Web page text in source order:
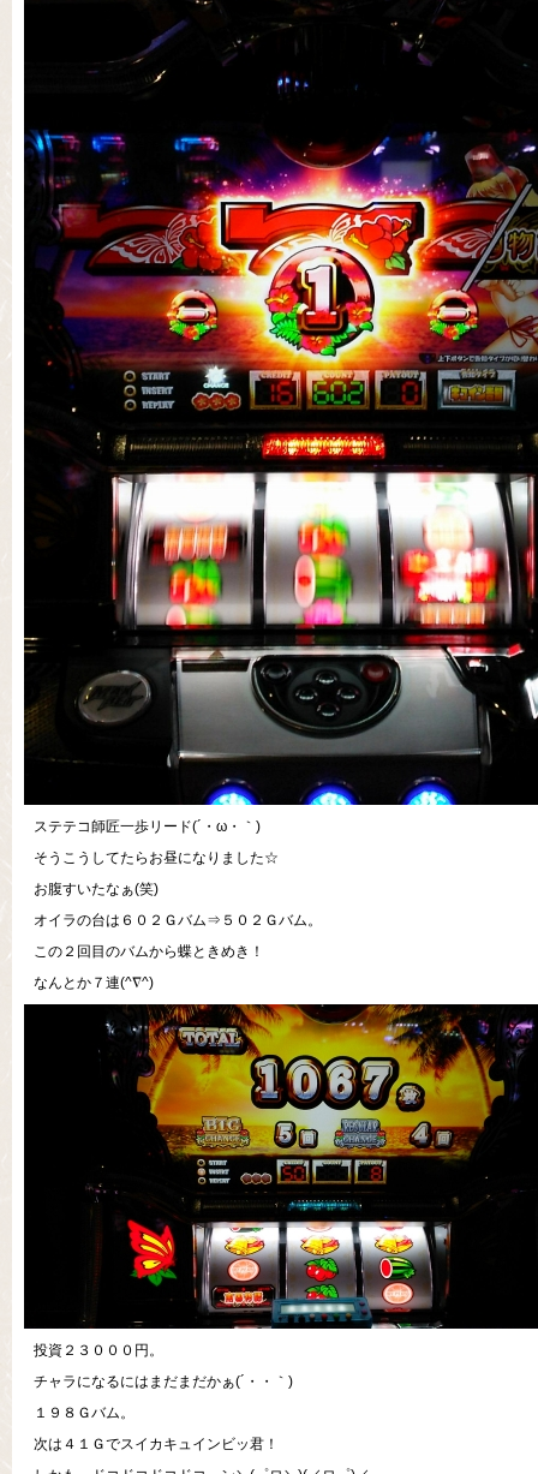
ステテコ師匠一歩リード(´・ω・｀)
そうこうしてたらお昼になりました☆
お腹すいたなぁ(笑)
オイラの台は６０２Ｇバム⇒５０２Ｇバム。
この２回目のバムから蝶ときめき！
なんとか７連(^∇^)
投資２３０００円。
チャラになるにはまだまだかぁ(´・・｀)
１９８Ｇバム。
次は４１Ｇでスイカキュインビッ君！